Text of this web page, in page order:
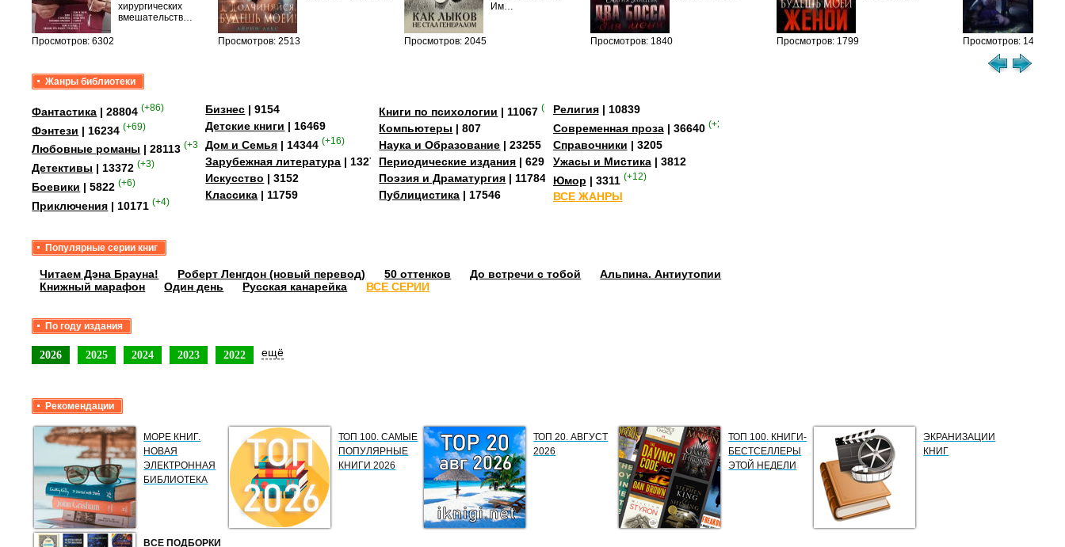
Просмотров: 6302
хирургических
вмешательств…
Просмотров: 2513 Просмотров: 2045
Им…
Просмотров: 1840 Просмотров: 1799 Просмотров: 1458
Жанры библиотеки
Фантастика | 28804 (+86)
Фэнтези | 16234 (+69)
Любовные романы | 28113 (+358)
Детективы | 13372 (+3)
Боевики | 5822 (+6)
Приключения | 10171 (+4)
Бизнес | 9154
Детские книги | 16469
Дом и Семья | 14344 (+16)
Зарубежная литература | 13273
Искусство | 3152
Классика | 11759
Книги по психологии | 11067 (+3)
Компьютеры | 807
Наука и Образование | 23255
Периодические издания | 629
Поэзия и Драматургия | 11784
Публицистика | 17546
Религия| 10839
Современная проза| 36640 (+2)
Справочники | 3205
Ужасы и Мистика| 3812
Юмор | 3311 (+12)
ВСЕ ЖАНРЫ
Популярные серии книг
Читаем Дэна Брауна! Роберт Ленгдон (новый перевод) 50 оттенков До встречи с тобой
Альпина. Антиутопии
Книжный марафон
Один день Русская канарейка ВСЕ СЕРИИ
По году издания
2026 2025 2024 2023 2022 ещё
Рекомендации
МОРЕ КНИГ.
НОВАЯ
ЭЛЕКТРОННАЯ
БИБЛИОТЕКА
ТОП 100. САМЫЕ
ПОПУЛЯРНЫЕ
КНИГИ 2026
ТОП 20. АВГУСТ
2026
ТОП 100. КНИГИ-
БЕСТСЕЛЛЕРЫ
ЭТОЙ НЕДЕЛИ
ЭКРАНИЗАЦИИ
КНИГ
ВСЕ ПОДБОРКИ